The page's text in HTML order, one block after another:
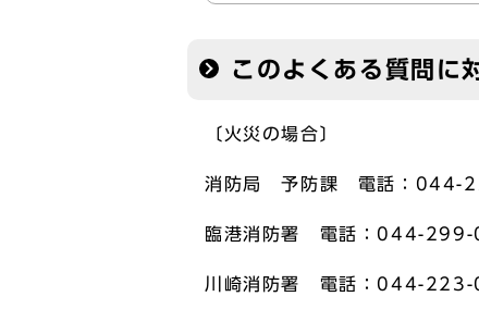
このよくある質問に
〔火災の場合〕
消防局 予防課 電話：044-
臨港消防署 電話：044-
川崎消防署 電話：044-